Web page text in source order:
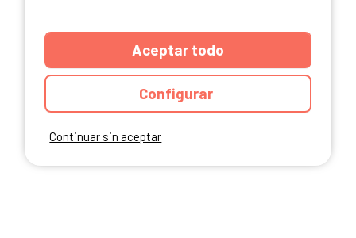
Continuar sin aceptar
Aceptar todo
Configurar